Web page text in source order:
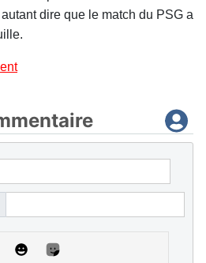
dire que le match du PSG a